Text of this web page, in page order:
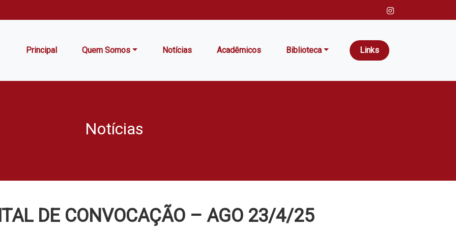
Principal Quem Somos Notícias Acadêmicos Biblioteca Links
Notícias
DE CONVOCAÇÃO – AGO 23/4/25